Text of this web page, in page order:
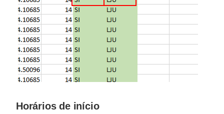
Horários de início